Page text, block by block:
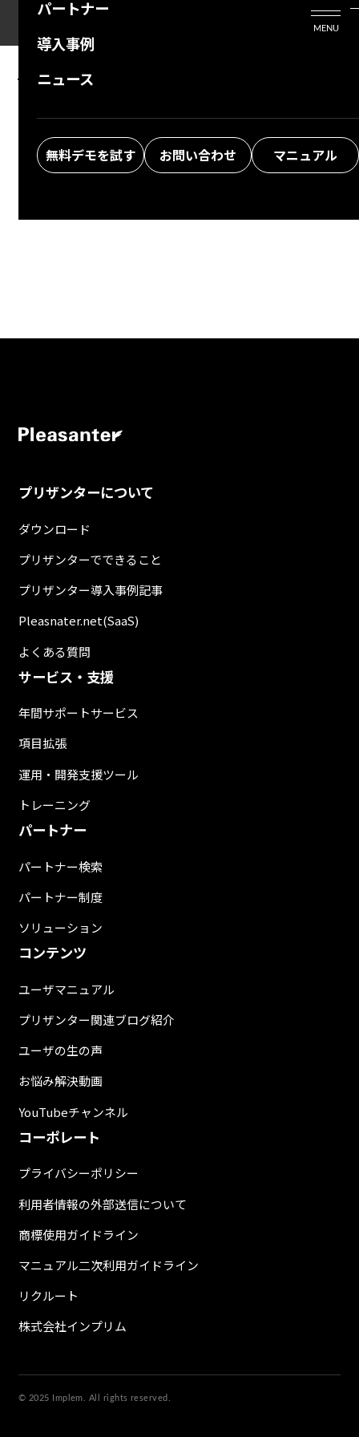
パートナー
導入事例
ニュース
無料デモを試す お問い合わせ マニュアル
MENU
The specified information was not found.
プリザンターについて
ダウンロード
プリザンターでできること
プリザンター導入事例記事
Pleasnater.net(SaaS)
よくある質問
サービス・支援
年間サポートサービス
項目拡張
運用・開発支援ツール
トレーニング
パートナー
パートナー検索
パートナー制度
ソリューション
コンテンツ
ユーザマニュアル
プリザンター関連ブログ紹介
ユーザの生の声
お悩み解決動画
YouTubeチャンネル
コーポレート
プライバシーポリシー
利用者情報の外部送信について
商標使用ガイドライン
マニュアル二次利用ガイドライン
リクルート
株式会社インプリム
© 2025 Implem. All rights reserved.